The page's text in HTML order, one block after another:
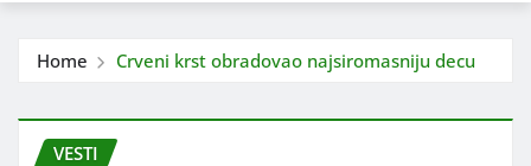
Home Crveni krst obradovao najsiromasniju decu
VESTI